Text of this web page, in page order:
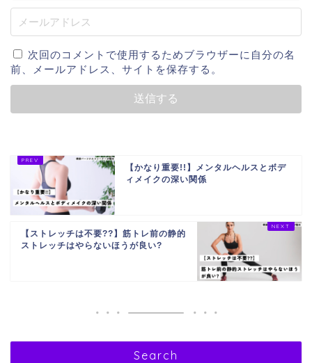
次回のコメントで使用するためブラウザーに自分の名
前、メールアドレス、サイトを保存する。
【かなり重要!!】メンタルヘルスとボデ
ィメイクの深い関係
【ストレッチは不要??】筋トレ前の静的
ストレッチはやらないほうが良い?
Search